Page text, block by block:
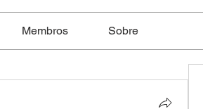
Membros Sobre